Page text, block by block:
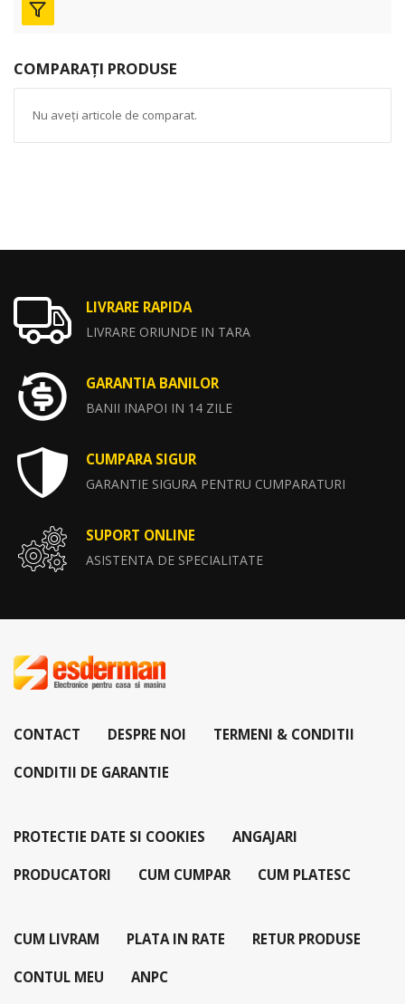
COMPARAȚI PRODUSE
Nu aveți articole de comparat.
LIVRARE RAPIDA
LIVRARE ORIUNDE IN TARA
GARANTIA BANILOR
BANII INAPOI IN 14 ZILE
CUMPARA SIGUR
GARANTIE SIGURA PENTRU CUMPARATURI
SUPORT ONLINE
ASISTENTA DE SPECIALITATE
CONTACT DESPRE NOI TERMENI & CONDITII
CONDITII DE GARANTIE
PROTECTIE DATE SI COOKIES ANGAJARI
PRODUCATORI CUM CUMPAR CUM PLATESC
CUM LIVRAM PLATA IN RATE RETUR PRODUSE
CONTUL MEU ANPC